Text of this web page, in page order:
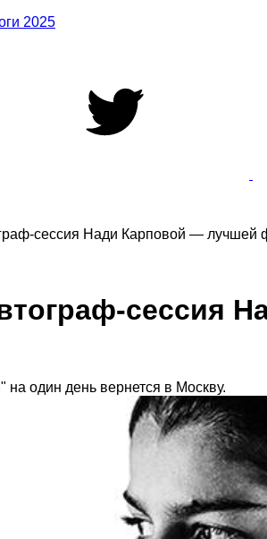
сессия Нади Карповой — лучшей
сессия
один день вернется в Москву.